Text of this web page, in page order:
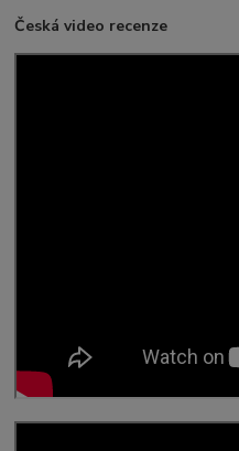
Česká video recenze